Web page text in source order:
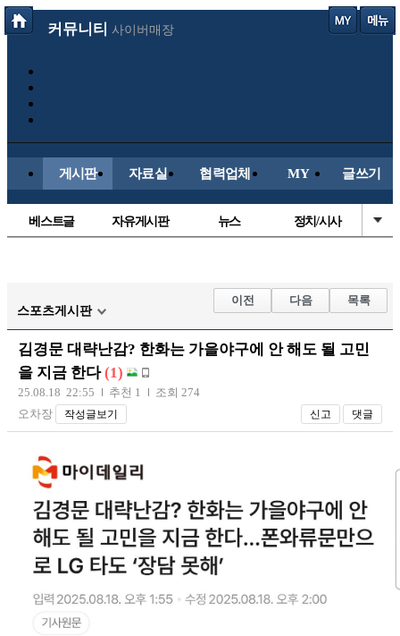
커뮤니티 사이버매장
게시판 자료실 협력업체 MY 글쓰기
베스트글 자유게시판 뉴스 정치/시사
해외축구
국내축구
스포츠게시판
이전 다음 목록
김경문 대략난감? 한화는 가을야구에 안 해도 될 고민
을 지금 한다 (1)
25.08.18 22:55 추천 1
조회 274
오차장
작성글보기 신고 댓글